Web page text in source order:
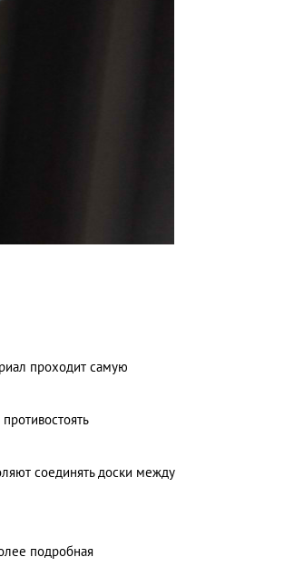
проходит самую
соединять доски между
подробная